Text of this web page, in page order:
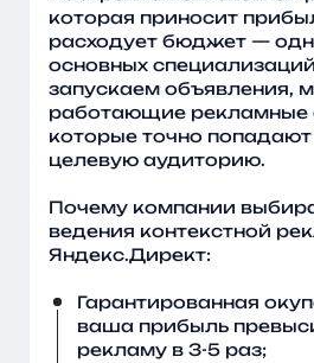
которая приносит
расходует бюджет —
основных
запускаем объявления,
работающие рекламные
которые точно
целевую аудиторию.
Почему компании
ведения контекстной
Яндекс.Директ:
Гарантированная
ваша прибыль
рекламу в 3-5 раз;